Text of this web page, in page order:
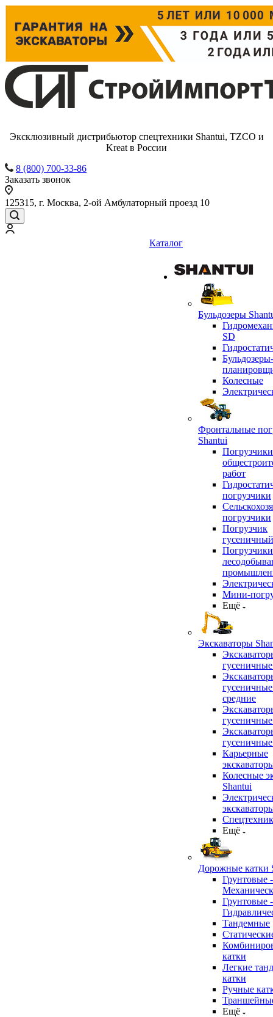
Эксклюзивный дистрибьютор спецтехники Shantui, TZCO и
Kreat в России
8 (800) 700-33-86
Заказать звонок
125315, г. Москва, 2-ой Амбулаторный проезд 10
Каталог
Бульдозеры
SD
Бульдозеры-
Колесные
Фронтальные
Shantui
работ
погрузчики
погрузчики
Погрузчик
гусеничный
Мини-
Ещё
Экскаваторы
средние
Карьерные
Колесные
Shantui
Ещё
Дорожные катки
Грунтовые -
Грунтовые -
Тандемные
катки
Легкие
катки
Ручные
Ещё